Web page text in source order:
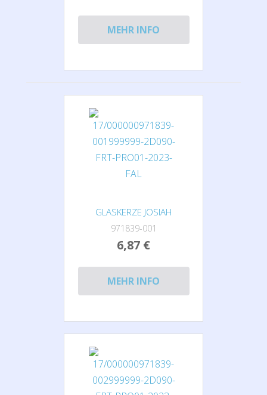
MEHR INFO
GLASKERZE JOSIAH
971839-001
6,87 €
MEHR INFO